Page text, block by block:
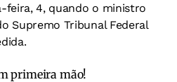
feira, 4, quando o ministro
Supremo Tribunal Federal
primeira mão!